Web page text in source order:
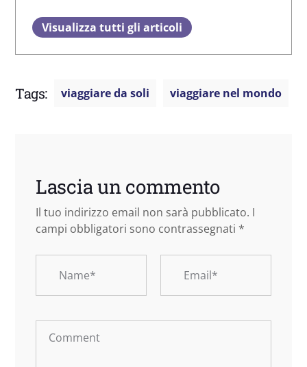
Visualizza tutti gli articoli
Tags: viaggiare da soli viaggiare nel mondo
Lascia un commento
Il tuo indirizzo email non sarà pubblicato. I
campi obbligatori sono contrassegnati *